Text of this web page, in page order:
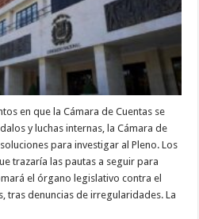
Pleno
en que la Cámara de Cuentas se
y luchas internas, la Cámara de
para investigar al Pleno. Los
trazaría las pautas a seguir para
el órgano legislativo contra el
tras denuncias de irregularidades. La